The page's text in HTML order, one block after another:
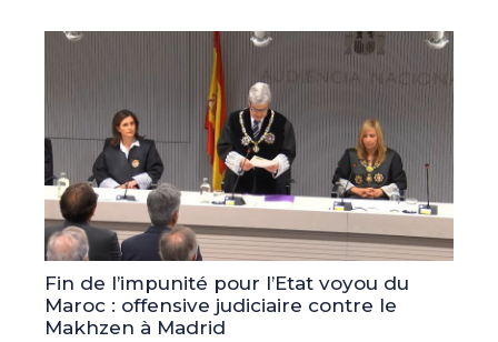
Fin de l’impunité pour l’Etat voyou du
Maroc : offensive judiciaire contre le
Makhzen à Madrid